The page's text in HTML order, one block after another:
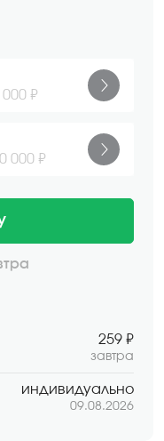
₽
000 ₽
259 ₽
завтра
индивидуально
09.08.2026